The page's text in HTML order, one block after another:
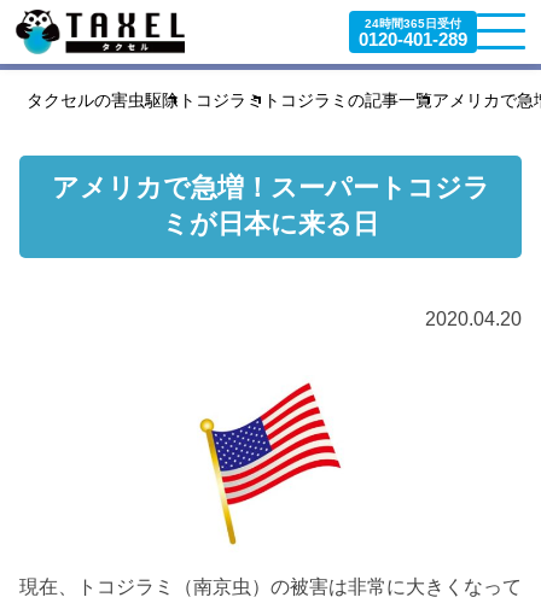
24時間365日受付
0120-401-289
タクセルの害虫駆除 トコジラミ トコジラミの記事一覧アメリカで急
アメリカで急増！スーパートコジラ
ミが日本に来る日
2020.04.20
現在、トコジラミ（南京虫）の被害は非常に大きくなって